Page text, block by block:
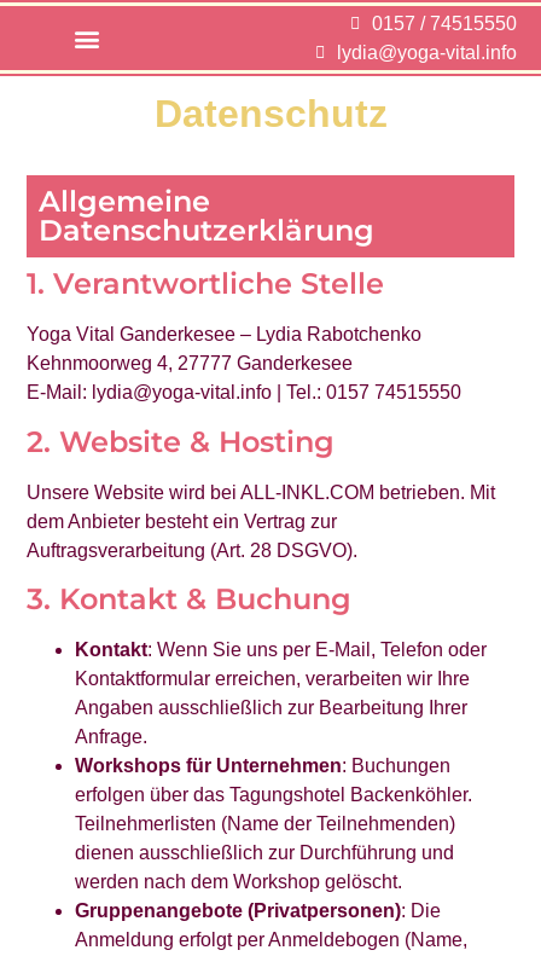
0157 / 74515550
lydia@yoga-vital.info
Datenschutz
Allgemeine
Datenschutzerklärung
1. Verantwortliche Stelle
Yoga Vital Ganderkesee – Lydia Rabotchenko
Kehnmoorweg 4, 27777 Ganderkesee
E-Mail: lydia@yoga-vital.info | Tel.: 0157 74515550
2. Website & Hosting
Unsere Website wird bei ALL-INKL.COM betrieben. Mit
dem Anbieter besteht ein Vertrag zur
Auftragsverarbeitung (Art. 28 DSGVO).
3. Kontakt & Buchung
Kontakt: Wenn Sie uns per E-Mail, Telefon oder
Kontaktformular erreichen, verarbeiten wir Ihre
Angaben ausschließlich zur Bearbeitung Ihrer
Anfrage.
Workshops für Unternehmen: Buchungen
erfolgen über das Tagungshotel Backenköhler.
Teilnehmerlisten (Name der Teilnehmenden)
dienen ausschließlich zur Durchführung und
werden nach dem Workshop gelöscht.
Gruppenangebote (Privatpersonen): Die
Anmeldung erfolgt per Anmeldebogen (Name,